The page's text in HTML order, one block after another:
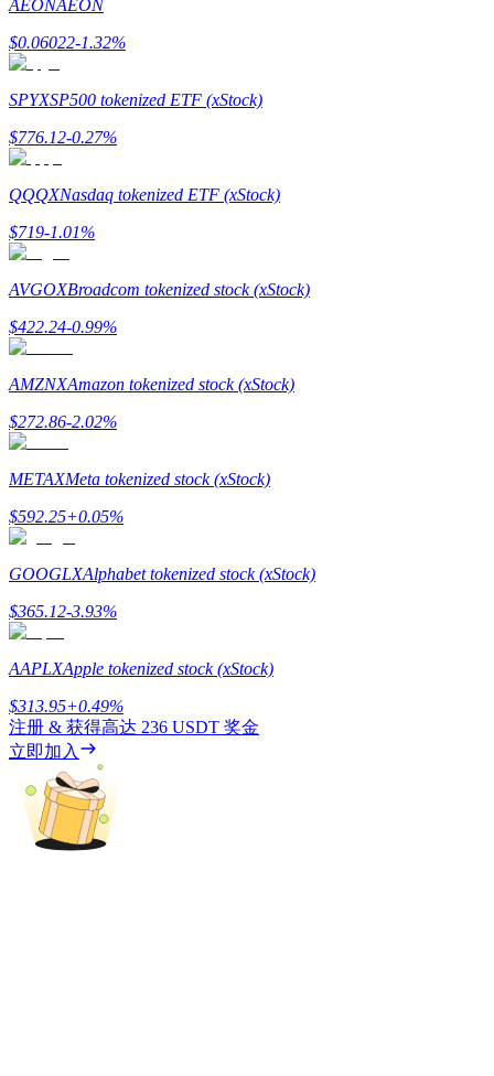
增值寶
使您的資產穩定增值
機槍池
一鍵質押鎖定高收益
AEONAEON
$0.06022-1.32%
SPYXSP500 tokenized ETF (xStock)
$776.12-0.27%
QQQXNasdaq tokenized ETF (xStock)
$719-1.01%
AVGOXBroadcom tokenized stock (xStock)
$422.24-0.99%
AMZNXAmazon tokenized stock (xStock)
$272.86-2.02%
METAXMeta tokenized stock (xStock)
$592.25+0.05%
GOOGLXAlphabet tokenized stock (xStock)
$365.12-3.93%
AAPLXApple tokenized stock (xStock)
$313.95+0.49%
注册 & 获得高达 236 USDT 奖金
立即加入